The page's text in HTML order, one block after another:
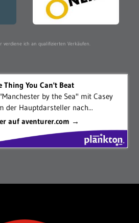
verdiene ich an qualifizierten Verkäufen.
Thing You Can't Beat
by the Sea" mit Casey
der Hauptdarsteller nach...
auf aventurer.com →